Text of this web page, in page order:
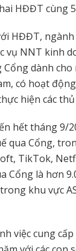
HĐĐT cùng
HĐĐT,
vụ NNT kinh
dành
có hoạt
hiện các
hết tháng 9/
qua Cổng,
TikTok,
Cổng là hơn
khu vực
việc cung